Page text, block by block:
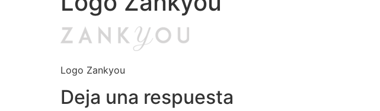
Logo Zankyou
Deja una respuesta